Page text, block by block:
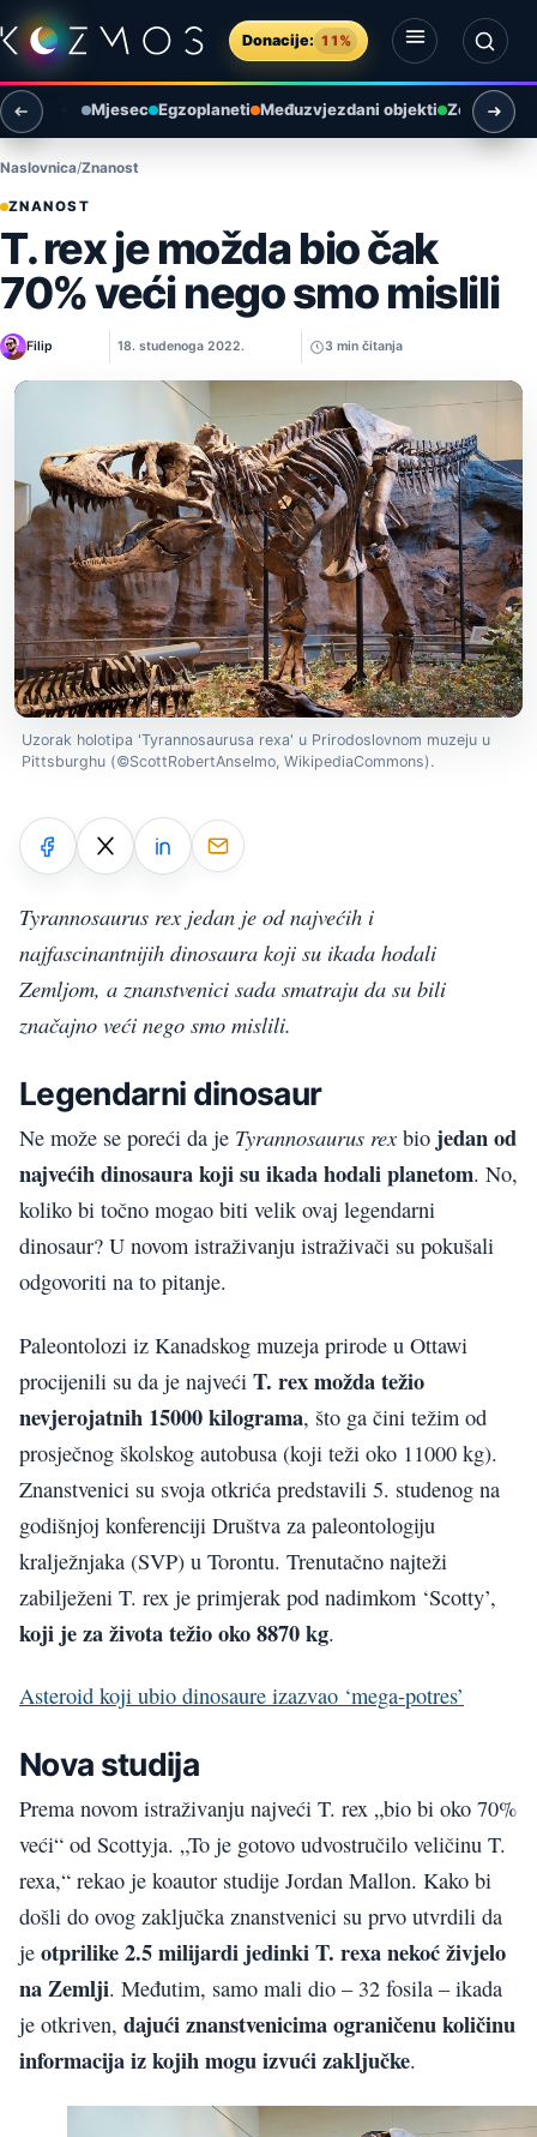
Preskoči na sadržaj
Donacije: 11%
Otvori izbornik
Otvori pretragu
Mjesec Egzoplaneti Međuzvjezdani objekti Zemlja i
Naslovnica Znanost
ZNANOST
T. rex je možda bio čak
70% veći nego smo mislili
Filip 18. studenoga 2022. 3 min čitanja
Uzorak holotipa 'Tyrannosaurusa rexa' u Prirodoslovnom muzeju u
Pittsburghu (©ScottRobertAnselmo, WikipediaCommons).
Tyrannosaurus rex jedan je od najvećih i
najfascinantnijih dinosaura koji su ikada hodali
Zemljom, a znanstvenici sada smatraju da su bili
značajno veći nego smo mislili.
Legendarni dinosaur
Ne može se poreći da je Tyrannosaurus rex bio jedan od
najvećih dinosaura koji su ikada hodali planetom. No,
koliko bi točno mogao biti velik ovaj legendarni
dinosaur? U novom istraživanju istraživači su pokušali
odgovoriti na to pitanje.
Paleontolozi iz Kanadskog muzeja prirode u Ottawi
procijenili su da je najveći T. rex možda težio
nevjerojatnih 15000 kilograma, što ga čini težim od
prosječnog školskog autobusa (koji teži oko 11000 kg).
Znanstvenici su svoja otkrića predstavili 5. studenog na
godišnjoj konferenciji Društva za paleontologiju
kralježnjaka (SVP) u Torontu. Trenutačno najteži
zabilježeni T. rex je primjerak pod nadimkom ‘Scotty’,
koji je za života težio oko 8870 kg.
Asteroid koji ubio dinosaure izazvao ‘mega-potres’
Nova studija
Prema novom istraživanju najveći T. rex „bio bi oko 70%
veći“ od Scottyja. „To je gotovo udvostručilo veličinu T.
rexa,“ rekao je koautor studije Jordan Mallon. Kako bi
došli do ovog zaključka znanstvenici su prvo utvrdili da
je otprilike 2.5 milijardi jedinki T. rexa nekoć živjelo
na Zemlji. Međutim, samo mali dio – 32 fosila – ikada
je otkriven, dajući znanstvenicima ograničenu količinu
informacija iz kojih mogu izvući zaključke.